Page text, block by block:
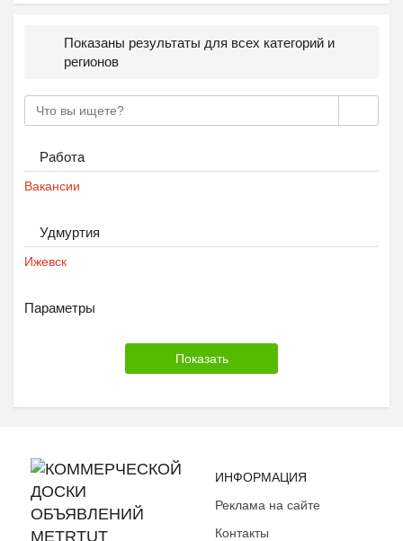
Показаны результаты для всех категорий и
регионов
Работа
Вакансии
Удмуртия
Ижевск
Параметры
ИНФОРМАЦИЯ
Реклама на сайте
Контакты